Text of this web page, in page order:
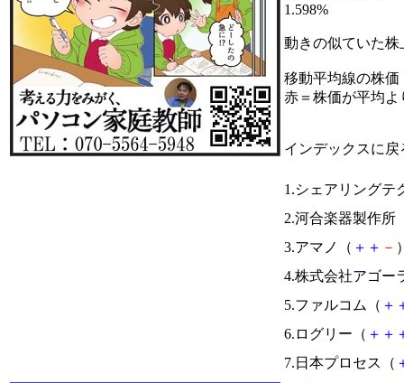
1.598%
動きの似ていた
移動平均線の株価
赤＝株価が平均
インデックスに戻
1.シェアリングテ
2.河合楽器製作所
3.アマノ（ ＋ ＋ －
4.株式会社アゴー
5.ファルコム（ ＋
6.ログリー（ ＋ ＋
7.日本プロセス（